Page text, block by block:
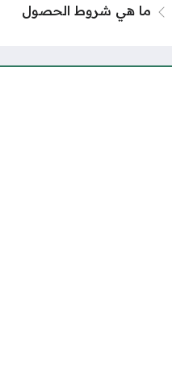
ما هي شروط الحصول